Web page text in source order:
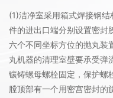
(1)洁净室采用箱式焊接钢
件的进出口端分别设置密封
六个不同坐标方位的抛丸装
丸机器的清理室壁要承受弹
镶铸螺母螺栓固定，保护螺
膛顶部有一个用密宫密封的